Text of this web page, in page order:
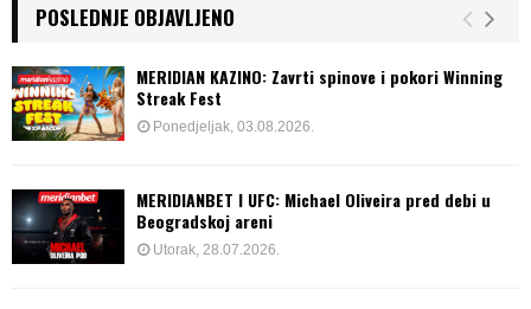
POSLEDNJE OBJAVLJENO
MERIDIAN KAZINO: Zavrti spinove i pokori Winning
Streak Fest
Ponedjeljak, 03.08.2026.
MERIDIANBET I UFC: Michael Oliveira pred debi u
Beogradskoj areni
Utorak, 28.07.2026.